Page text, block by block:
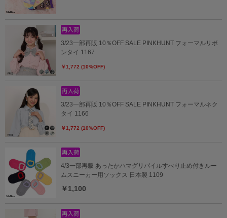
3/23一部再販 10％OFF SALE PINKHUNT フォーマルリボ
ンタイ 1167
￥1,772 (10%OFF)
3/23一部再販 10％OFF SALE PINKHUNT フォーマルネク
タイ 1166
￥1,772 (10%OFF)
4/3一部再販 あったかハマグリパイルすべり止め付きルー
ムスニーカー用ソックス 日本製 1109
￥1,100